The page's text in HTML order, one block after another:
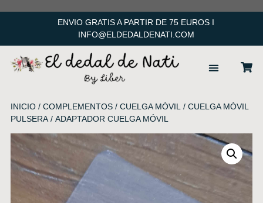
ENVIO GRATIS A PARTIR DE 75 EUROS I
INFO@ELDEDALDENATI.COM
INICIO/ COMPLEMENTOS/ CUELGA MÓVIL / CUELGA MÓVIL
PULSERA/ ADAPTADOR CUELGA MÓVIL